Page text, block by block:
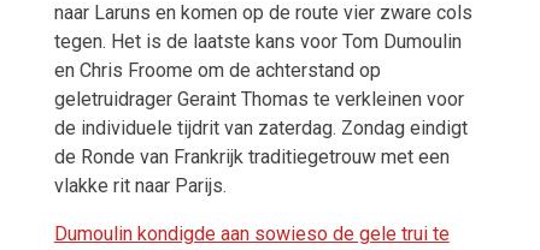
naar Laruns en komen op de route vier zware cols
tegen. Het is de laatste kans voor Tom Dumoulin
en Chris Froome om de achterstand op
geletruidrager Geraint Thomas te verkleinen voor
de individuele tijdrit van zaterdag. Zondag eindigt
de Ronde van Frankrijk traditiegetrouw met een
vlakke rit naar Parijs.
Dumoulin kondigde aan sowieso de gele trui te